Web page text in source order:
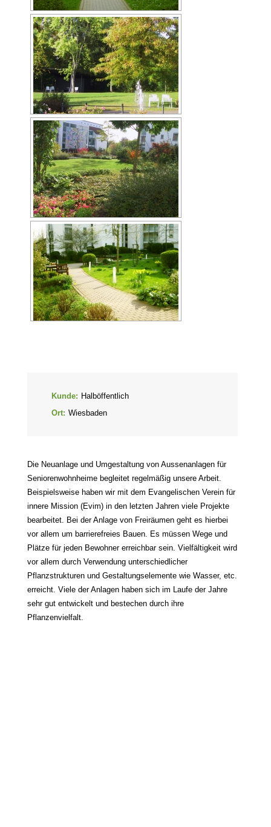
Kunde: Halböffentlich
Ort: Wiesbaden
Die Neuanlage und Umgestaltung von Aussenanlagen für
Seniorenwohnheime begleitet regelmäßig unsere Arbeit.
Beispielsweise haben wir mit dem Evangelischen Verein für
innere Mission (Evim) in den letzten Jahren viele Projekte
bearbeitet. Bei der Anlage von Freiräumen geht es hierbei
vor allem um barrierefreies Bauen. Es müssen Wege und
Plätze für jeden Bewohner erreichbar sein. Vielfältigkeit wird
vor allem durch Verwendung unterschiedlicher
Pflanzstrukturen und Gestaltungselemente wie Wasser, etc.
erreicht. Viele der Anlagen haben sich im Laufe der Jahre
sehr gut entwickelt und bestechen durch ihre
Pflanzenvielfalt.